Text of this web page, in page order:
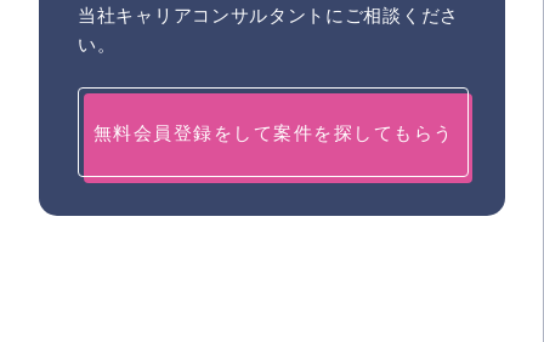
当社キャリアコンサルタントにご相談くださ
い。
無料会員登録をして案件を探してもらう